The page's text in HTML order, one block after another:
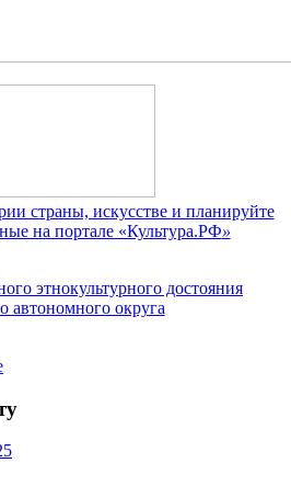
страны, искусстве и планируйте
на портале «Культура.РФ»
этнокультурного достояния
автономного округа